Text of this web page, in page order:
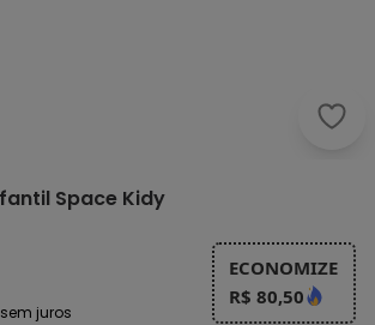
Space Kidy
sem juros
ECONOMIZE
R$ 80,50